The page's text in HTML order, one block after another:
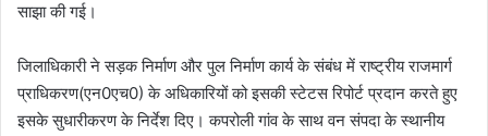
साझा की गई।
जिलाधिकारी ने सड़क निर्माण और पुल निर्माण कार्य के संबंध में राष्ट्रीय राजमार्ग
प्राधिकरण(एन0एच0) के अधिकारियों को इसकी स्टेटस रिपोर्ट प्रदान करते हुए
इसके सुधारीकरण के निर्देश दिए। कपरोली गांव के साथ वन संपदा के स्थानीय